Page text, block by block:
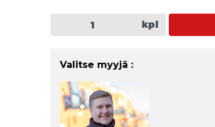
kpl
Valitse myyjä :